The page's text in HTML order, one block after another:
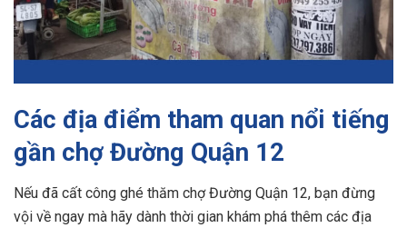
Các địa điểm tham quan nổi tiếng
gần chợ Đường Quận 12
Nếu đã cất công ghé thăm chợ Đường Quận 12, bạn đừng
vội về ngay mà hãy dành thời gian khám phá thêm các địa